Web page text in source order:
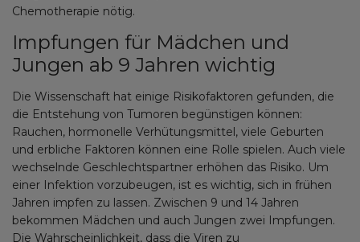
Chemotherapie nötig.
Impfungen für Mädchen und
Jungen ab 9 Jahren wichtig
Die Wissenschaft hat einige Risikofaktoren gefunden, die
die Entstehung von Tumoren begünstigen können:
Rauchen, hormonelle Verhütungsmittel, viele Geburten
und erbliche Faktoren können eine Rolle spielen. Auch viele
wechselnde Geschlechtspartner erhöhen das Risiko. Um
einer Infektion vorzubeugen, ist es wichtig, sich in frühen
Jahren impfen zu lassen. Zwischen 9 und 14 Jahren
bekommen Mädchen und auch Jungen zwei Impfungen.
Die Wahrscheinlichkeit, dass die Viren zu